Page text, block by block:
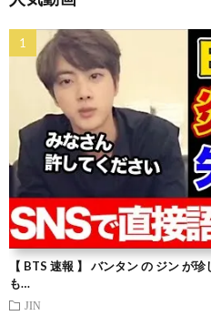
【 BTS 速報 】 バンタン の ジン が
も…
JIN